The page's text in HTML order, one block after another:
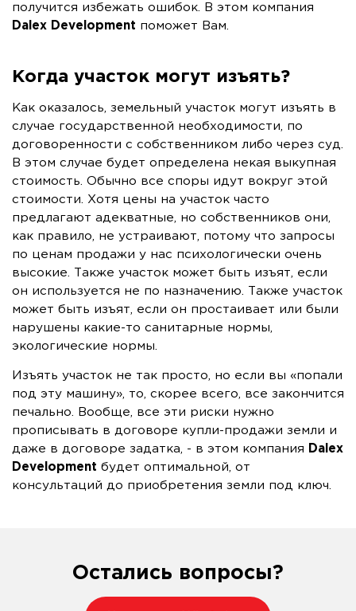
получится избежать ошибок. В этом компания
Dalex Development поможет Вам.
Когда участок могут изъять?
Как оказалось, земельный участок могут изъять в
случае государственной необходимости, по
договоренности с собственником либо через суд.
В этом случае будет определена некая выкупная
стоимость. Обычно все споры идут вокруг этой
стоимости. Хотя цены на участок часто
предлагают адекватные, но собственников они,
как правило, не устраивают, потому что запросы
по ценам продажи у нас психологически очень
высокие. Также участок может быть изъят, если
он используется не по назначению. Также участок
может быть изъят, если он простаивает или были
нарушены какие-то санитарные нормы,
экологические нормы.
Изъять участок не так просто, но если вы «попали
под эту машину», то, скорее всего, все закончится
печально. Вообще, все эти риски нужно
прописывать в договоре купли-продажи земли и
даже в договоре задатка, - в этом компания Dalex
Development будет оптимальной, от
консультаций до приобретения земли под ключ.
Остались вопросы?